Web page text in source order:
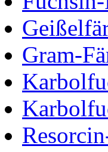
Gram-